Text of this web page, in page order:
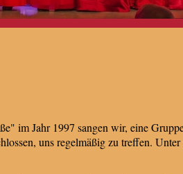
im Jahr 1997 sangen wir, eine
uns regelmäßig zu treffen.